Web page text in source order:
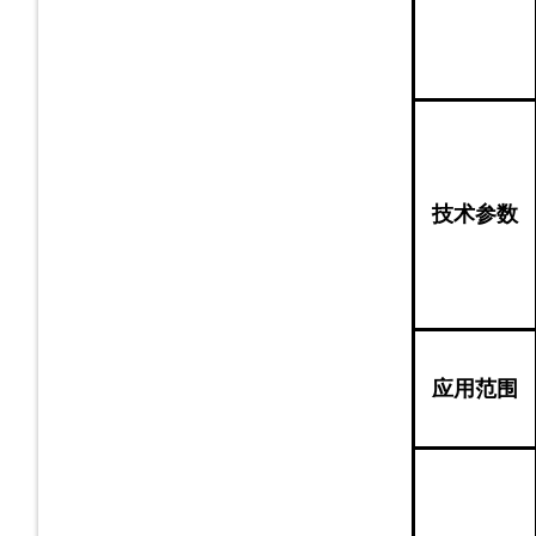
技术参数
应用范围